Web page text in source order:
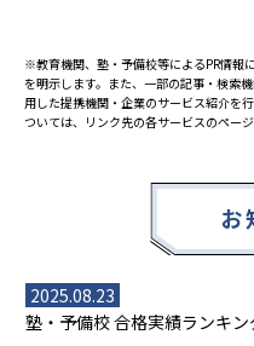
※教育機関、塾・予備校等によるPR情
を明示します。また、一部の記事・検索
用した提携機関・企業のサービス紹介を
ついては、リンク先の各サービスのペー
お
2025.08.23
塾・予備校 合格実績ランキ